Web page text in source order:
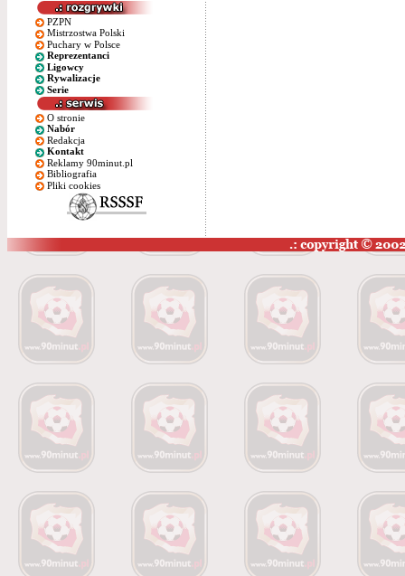
PZPN
Mistrzostwa Polski
Puchary w Polsce
Reprezentanci
Ligowcy
Rywalizacje
Serie
O stronie
Nabór
Redakcja
Kontakt
Reklamy 90minut.pl
Bibliografia
Pliki cookies